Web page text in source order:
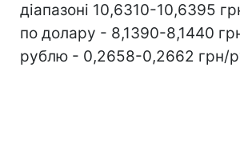
діапазоні 10,6310-10,6395
по долару - 8,1390-8,1440
рублю - 0,2658-0,2662 грн/